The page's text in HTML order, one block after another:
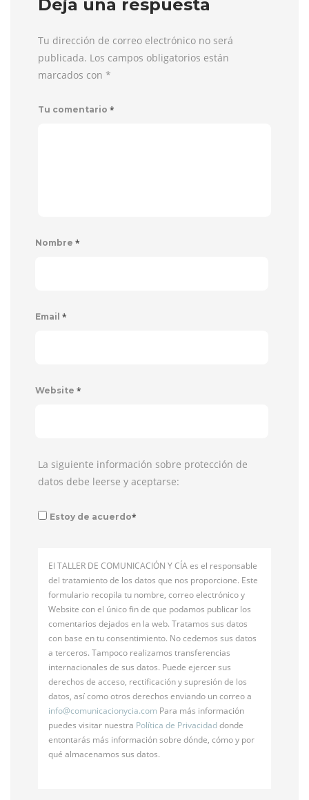
Deja una respuesta
Tu dirección de correo electrónico no será
publicada. Los campos obligatorios están
marcados con *
Tu comentario *
Nombre *
Email *
Website *
La siguiente información sobre protección de
datos debe leerse y aceptarse:
Estoy de acuerdo*
El TALLER DE COMUNICACIÓN Y CÍA es el responsable
del tratamiento de los datos que nos proporcione. Este
formulario recopila tu nombre, correo electrónico y
Website con el único fin de que podamos publicar los
comentarios dejados en la web. Tratamos sus datos
con base en tu consentimiento. No cedemos sus datos
a terceros. Tampoco realizamos transferencias
internacionales de sus datos. Puede ejercer sus
derechos de acceso, rectificación y supresión de los
datos, así como otros derechos enviando un correo a
info@comunicacionycia.com Para más información
puedes visitar nuestra Política de Privacidaddonde
entontarás más información sobre dónde, cómo y por
qué almacenamos sus datos.